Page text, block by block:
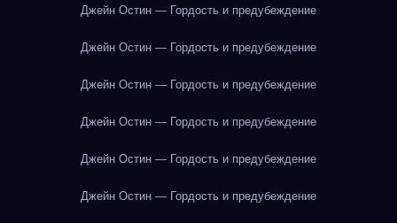
Джейн Остин — Гордость и предубеждение
Джейн Остин — Гордость и предубеждение
Джейн Остин — Гордость и предубеждение
Джейн Остин — Гордость и предубеждение
Джейн Остин — Гордость и предубеждение
Джейн Остин — Гордость и предубеждение